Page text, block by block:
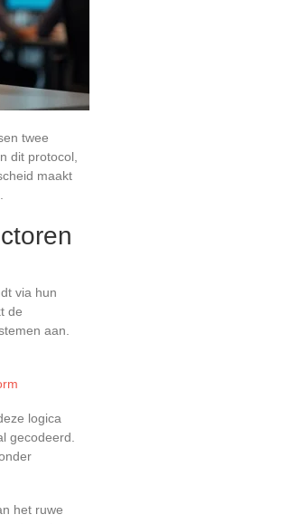
twee
dit protocol,
maakt
via hun
de
aan.
logica
gecodeerd.
het ruwe